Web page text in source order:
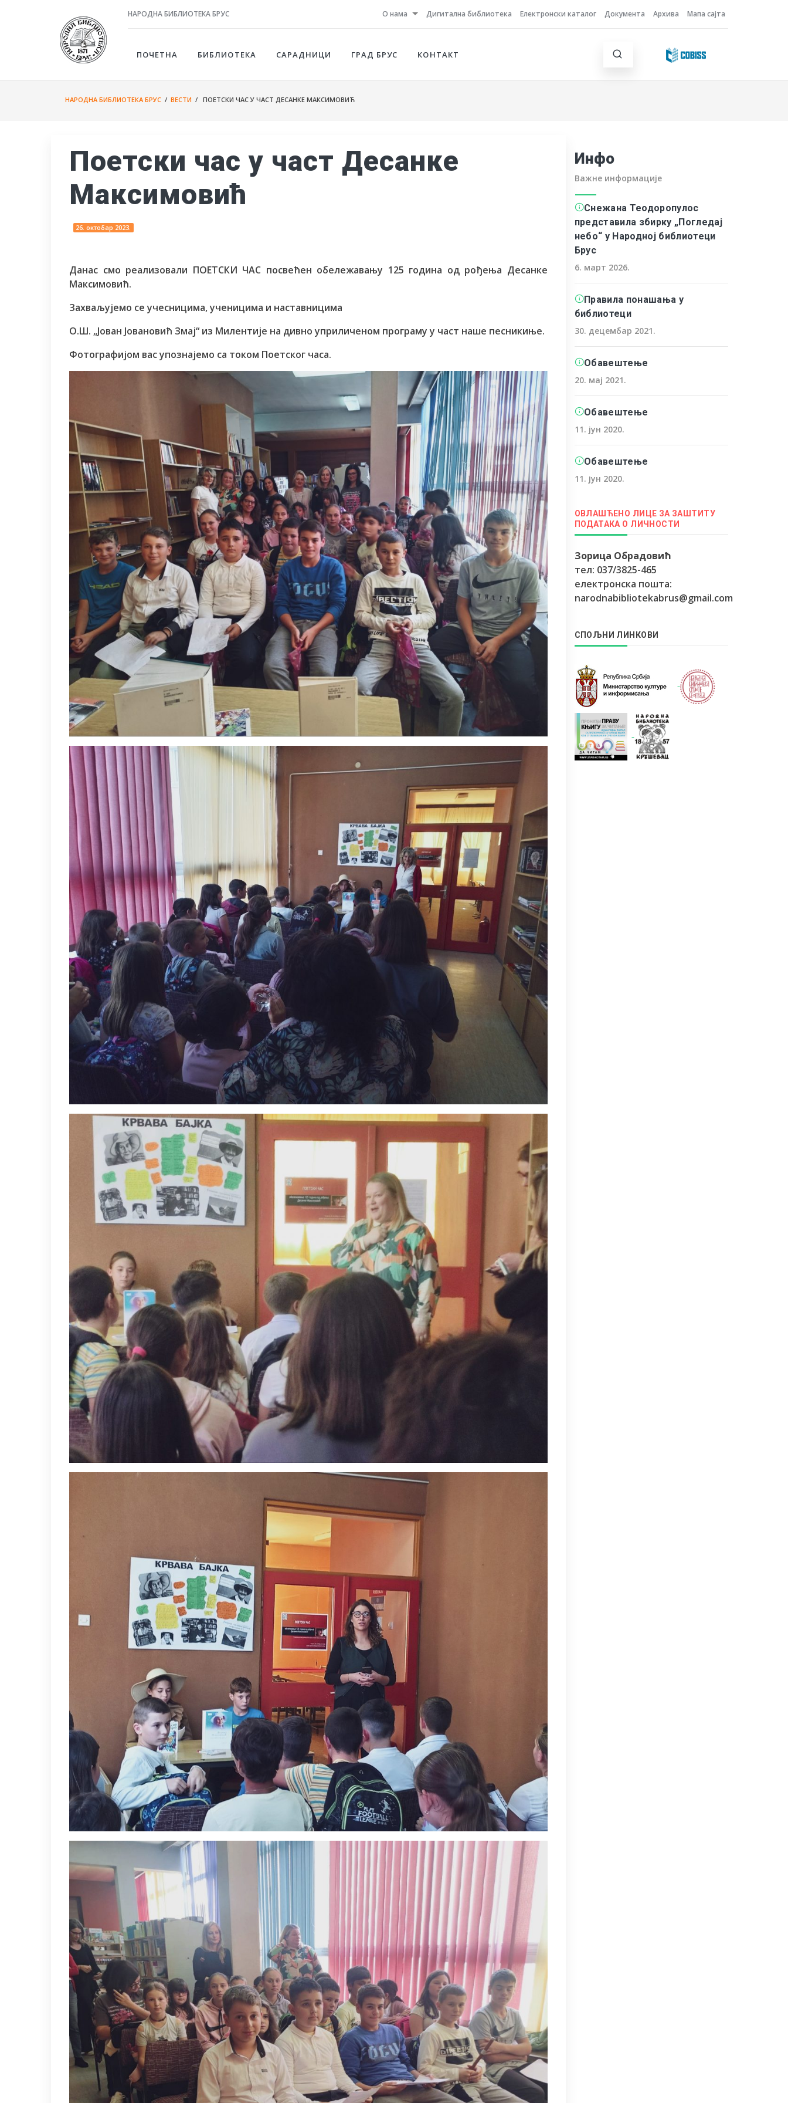
НАРОДНА БИБЛИОТЕКА БРУС О нама Дигитална библиотека Електронски каталог Документа Архива Мапа сајта
ПОЧЕТНА БИБЛИОТЕКА САРАДНИЦИ ГРАД БРУС КОНТАКТ
НАРОДНА БИБЛИОТЕКА БРУС / ВЕСТИ / ПОЕТСКИ ЧАС У ЧАСТ ДЕСАНКЕ МАКСИМОВИЋ
Поетски час у част Десанке
Максимовић
26. октобар 2023.
Данас смо реализовали ПОЕТСКИ ЧАС посвећен обележавању 125 година од рођења Десанке
Максимовић.
Захваљујемо се учесницима, ученицима и наставницима
О.Ш. „Јован Јовановић Змај“ из Милентије на дивно уприличеном програму у част наше песникиње.
Фотографијом вас упознајемо са током Поетског часа.
Инфо
Важне информације
Снежана Теодоропулос
представила збирку „Погледај
небо“ у Народној библиотеци
Брус
6. март 2026.
Правила понашања у
библиотеци
30. децембар 2021.
Обавештење
20. мај 2021.
Обавештење
11. јун 2020.
Обавештење
11. јун 2020.
ОВЛАШЋЕНО ЛИЦЕ ЗА ЗАШТИТУ
ПОДАТАКА О ЛИЧНОСТИ
Зорица Обрадовић
тел: 037/3825-465
електронска пошта:
narodnabibliotekabrus@gmail.com
СПОЉНИ ЛИНКОВИ